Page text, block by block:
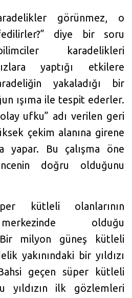
görünmez, o
diye bir soru
karadelikleri
yaptığı etkilere
yakaladığı bir
ışıma ile tespit ederler.
ufku” adı verilen geri
çekim alanına girene
yapar. Bu çalışma öne
doğru olduğunu
kütleli olanlarının
olduğu
milyon güneş kütleli
yakınındaki bir yıldızı
geçen süper kütleli
yıldızın ilk gözlemleri